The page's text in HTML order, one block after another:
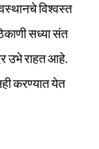
विश्वस्त
सध्या संत
उभे राहत आहे.
करण्यात येत